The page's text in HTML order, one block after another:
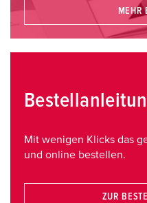
MEHR
Mit wenigen Klicks das
und online bestellen.
ZUR